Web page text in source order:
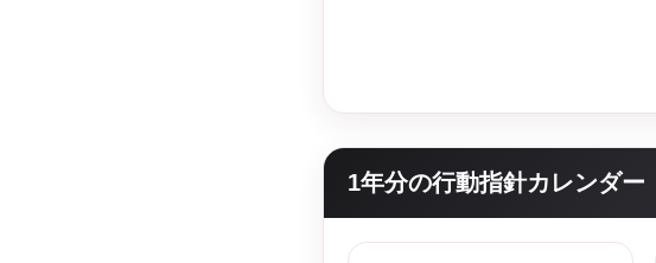
1年分の行動指針カレンダー